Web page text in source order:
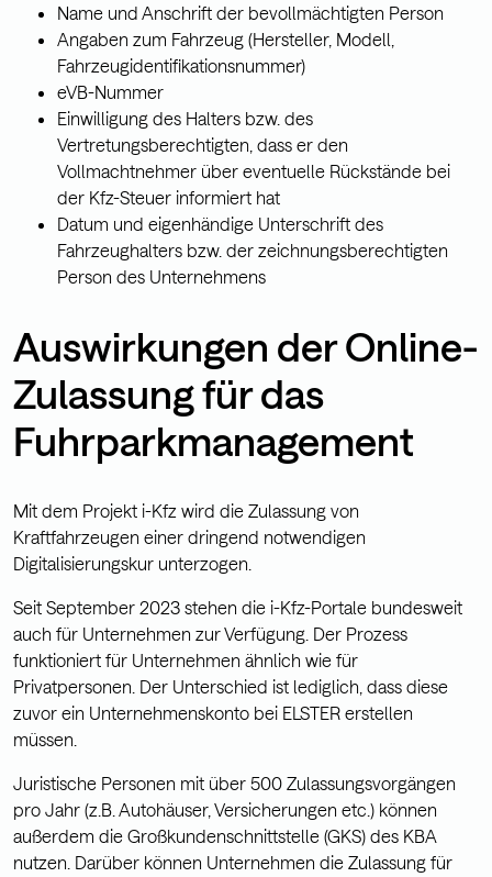
Name und Anschrift der bevollmächtigten Person
Angaben zum Fahrzeug (Hersteller, Modell,
Fahrzeugidentifikationsnummer)
eVB-Nummer
Einwilligung des Halters bzw. des
Vertretungsberechtigten, dass er den
Vollmachtnehmer über eventuelle Rückstände bei
der Kfz-Steuer informiert hat
Datum und eigenhändige Unterschrift des
Fahrzeughalters bzw. der zeichnungsberechtigten
Person des Unternehmens
Auswirkungen der Online-
Zulassung für das
Fuhrparkmanagement
Mit dem Projekt i-Kfz wird die Zulassung von
Kraftfahrzeugen einer dringend notwendigen
Digitalisierungskur unterzogen.
Seit September 2023 stehen die i-Kfz-Portale bundesweit
auch für Unternehmen zur Verfügung. Der Prozess
funktioniert für Unternehmen ähnlich wie für
Privatpersonen. Der Unterschied ist lediglich, dass diese
zuvor ein Unternehmenskonto bei ELSTER erstellen
müssen.
Juristische Personen mit über 500 Zulassungsvorgängen
pro Jahr (z.B. Autohäuser, Versicherungen etc.) können
außerdem die Großkundenschnittstelle (GKS) des KBA
nutzen. Darüber können Unternehmen die Zulassung für